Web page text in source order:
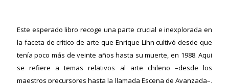
Este esperado libro recoge una parte crucial e inexplorada en
la faceta de crítico de arte que Enrique Lihn cultivó desde que
tenía poco más de veinte años hasta su muerte, en 1988. Aqui
se refiere a temas relativos al arte chileno –desde los
maestros precursores hasta la llamada Escena de Avanzada–,